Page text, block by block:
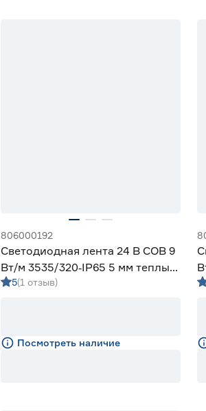
806000192
Светодиодная лента 24 В COB 9
Вт/м 3535/320‑IP65 5 мм теплый
5 м Geniled
5(1 отзыв)
Посмотреть наличие
3